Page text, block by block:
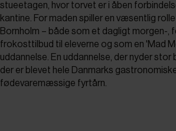
stueetagen, hvor torvet er i åben
kantine. For maden spiller en væsentlig
Bornholm – både som et dagligt morgen-,
frokosttilbud til eleverne og som en 'Mad
uddannelse. En uddannelse, der nyder stor
der er blevet hele Danmarks
fødevaremæssige fyrtårn.